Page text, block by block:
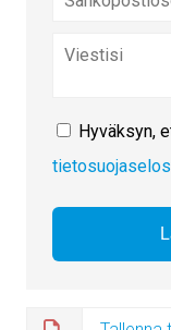
Hyväksyn,